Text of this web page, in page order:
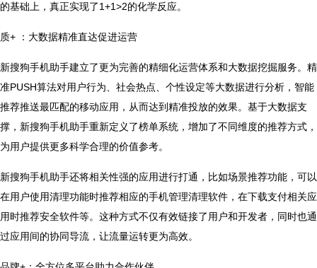
的基础上，真正实现了1+1>2的化学反应。
质+ ：大数据精准直达促进运营
新搜狗手机助手建立了更为完善的精细化运营体系和大数据挖掘服务。精
准PUSH算法对用户行为、社会热点、个性设定等大数据进行分析，智能
推荐推送最匹配的移动应用，从而达到精准投放的效果。基于大数据支
撑，新搜狗手机助手重新定义了榜单系统，增加了不同维度的推荐方式，
为用户提供更多科学合理的价值参考。
新搜狗手机助手还将相关性强的应用进行打通，比如场景推荐功能，可以
在用户使用清理功能时推荐相应的手机管理清理软件，在下载支付相关应
用时推荐安全软件等。这种方式不仅有效链接了用户和开发者，同时也通
过应用间的协同导流，让流量运转更为高效。